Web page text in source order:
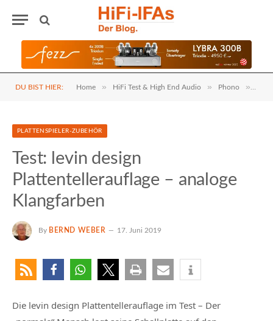
DU BIST HIER: Home » HiFi Test & High End Audio » Phono »
PLATTENSPIELER-ZUBEHÖR
Test: levin design
Plattentellerauflage – analoge
Klangfarben
By BERND WEBER 17. Juni 2019
Die levin design Plattentellerauflage im Test – Der